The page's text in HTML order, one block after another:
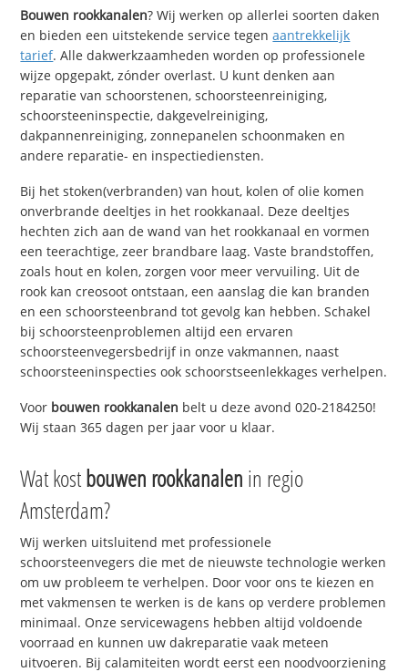
Bouwen rookkanalen? Wij werken op allerlei soorten daken
en bieden een uitstekende service tegenaantrekkelijk
tarief. Alle dakwerkzaamheden worden op professionele
wijze opgepakt, zónder overlast. U kunt denken aan
reparatie van schoorstenen, schoorsteenreiniging,
schoorsteeninspectie, dakgevelreiniging,
dakpannenreiniging, zonnepanelen schoonmaken en
andere reparatie- en inspectiediensten.
Bij het stoken(verbranden) van hout, kolen of olie komen
onverbrande deeltjes in het rookkanaal. Deze deeltjes
hechten zich aan de wand van het rookkanaal en vormen
een teerachtige, zeer brandbare laag. Vaste brandstoffen,
zoals hout en kolen, zorgen voor meer vervuiling. Uit de
rook kan creosoot ontstaan, een aanslag die kan branden
en een schoorsteenbrand tot gevolg kan hebben. Schakel
bij schoorsteenproblemen altijd een ervaren
schoorsteenvegersbedrijf in onze vakmannen, naast
schoorsteeninspecties ook schoorstseenlekkages verhelpen.
Voor bouwen rookkanalen belt u deze avond 020-2184250!
Wij staan 365 dagen per jaar voor u klaar.
Wat kostbouwen rookkanalen in regio
Amsterdam?
Wij werken uitsluitend met professionele
schoorsteenvegers die met de nieuwste technologie werken
om uw probleem te verhelpen. Door voor ons te kiezen en
met vakmensen te werken is de kans op verdere problemen
minimaal. Onze servicewagens hebben altijd voldoende
voorraad en kunnen uw dakreparatie vaak meteen
uitvoeren. Bij calamiteiten wordt eerst een noodvoorziening